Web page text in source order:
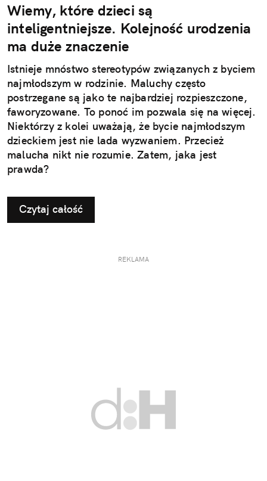
Wiemy, które dzieci są
inteligentniejsze. Kolejność urodzenia
ma duże znaczenie
Istnieje mnóstwo stereotypów związanych z byciem
najmłodszym w rodzinie. Maluchy często
postrzegane są jako te najbardziej rozpieszczone,
faworyzowane. To ponoć im pozwala się na więcej.
Niektórzy z kolei uważają, że bycie najmłodszym
dzieckiem jest nie lada wyzwaniem. Przecież
malucha nikt nie rozumie. Zatem, jaka jest
prawda?
Czytaj całość
REKLAMA